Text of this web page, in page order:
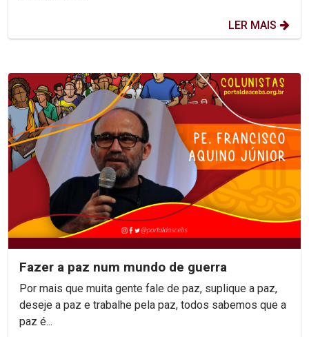
LER MAIS
Fazer a paz num mundo de guerra
Por mais que muita gente fale de paz, suplique a paz,
deseje a paz e trabalhe pela paz, todos sabemos que a
paz é...